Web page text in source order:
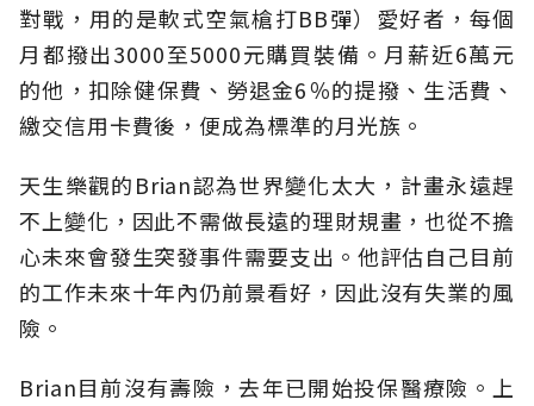
對戰，用的是軟式空氣槍打BB彈）愛好者，每個
月都撥出3000至5000元購買裝備。月薪近6萬元
的他，扣除健保費、勞退金6％的提撥、生活費、
繳交信用卡費後，便成為標準的月光族。
天生樂觀的Brian認為世界變化太大，計畫永遠趕
不上變化，因此不需做長遠的理財規畫，也從不擔
心未來會發生突發事件需要支出。他評估自己目前
的工作未來十年內仍前景看好，因此沒有失業的風
險。
Brian目前沒有壽險，去年已開始投保醫療險。上